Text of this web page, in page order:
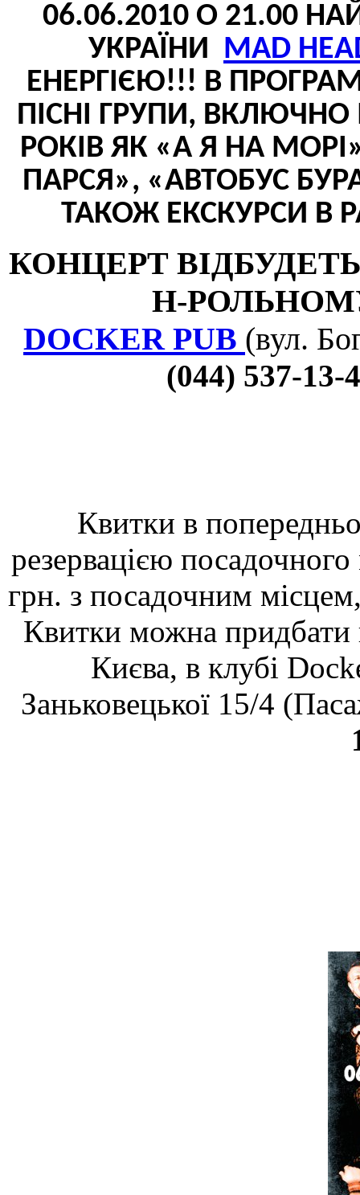
06.06.2010 О 21.00
УКРАЇНИ MAD
ЕНЕРГІЄЮ!!! В
ПІСНІ ГРУПИ, ВКЛЮЧНО
РОКІВ ЯК «А Я НА
ПАРСЯ», «АВТОБУС
ТАКОЖ ЕКСКУРСИ В
КОНЦЕРТ
Н-
DOCKER PUB (вул.
(044) 537-13-
Квитки в
резервацією
грн. з посадочним
Квитки можна придбати
Києва, в клубі
Заньковецької 15/4